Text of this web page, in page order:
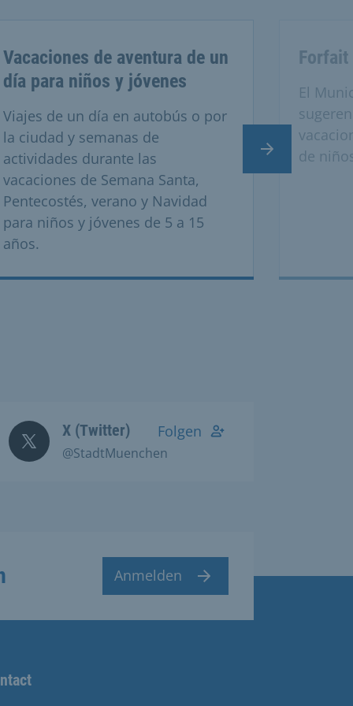
Vacaciones de aventura de un
día para niños y jóvenes
Viajes de un día en autobús o por
la ciudad y semanas de
actividades durante las
vacaciones de Semana Santa,
Pentecostés, verano y Navidad
para niños y jóvenes de 5 a 15
años.
Forfait
El
de
Diapositiva
X (Twitter)
@StadtMuenchen
Folgen
Anmelden